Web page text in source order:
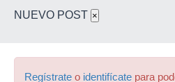
NUEVO POST ×
Regístrate o identifícate para